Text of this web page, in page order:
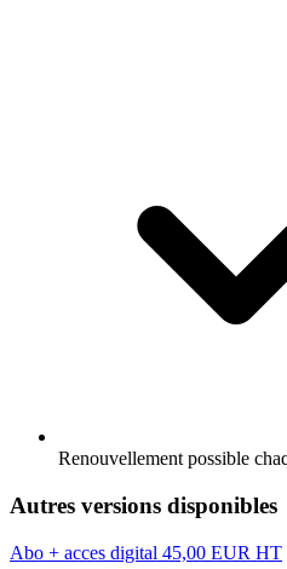
Renouvellement possible
Autres versions disponibles
Abo + acces digital 45,00 EUR HT